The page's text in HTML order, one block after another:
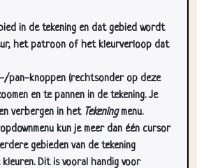
het patroon of het kleurverloop dat
pan-knoppen (rechtsonder op deze
en te pannen in de tekening. Je
verbergen in hetTekeningmenu.
kun je meer dan één cursor
gebieden van de tekening
Dit is vooral handig voor
die je inkleurt, wordt automatisch